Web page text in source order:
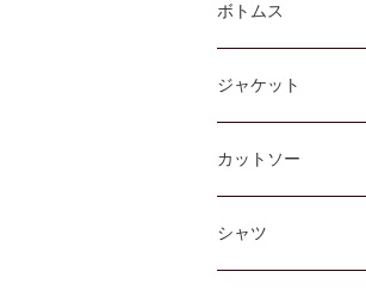
ボトムス
ジャケット
カットソー
シャツ